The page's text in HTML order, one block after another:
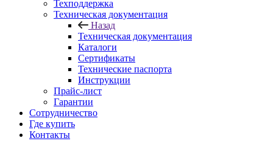
Техподдержка
Техническая документация
Назад
Техническая документация
Каталоги
Сертификаты
Технические паспорта
Инструкции
Прайс-лист
Гарантии
Сотрудничество
Где купить
Контакты